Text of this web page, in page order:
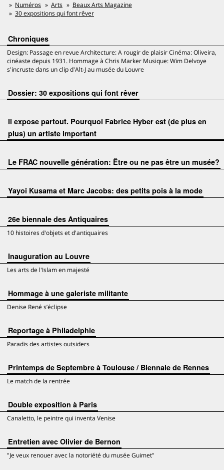
Numéros Arts
Beaux Arts Magazine
30 expositions qui font rêver
Chroniques
Design: Passage en revue Architecture: A rougir de plaisir Cinéma: Oliveira,
cinéaste depuis 1931. Hommage à Chris Marker Musique: Wim Delvoye
s'incruste dans un clip d'Alt-J au musée du Louvre
Dossier: 30 expositions qui font rêver
Il expose partout. Pourquoi Fabrice Hyber est (de plus en
plus) un artiste important
Le FRAC nouvelle génération: Être ou ne pas être un musée?
Yayoi Kusama et Marc Jacobs: des petits pois à la mode
26e biennale des Antiquaires
10 histoires d'objets et d'antiquaires
Inauguration au Louvre
Les arts de l'Islam en majesté
Hommage à une galeriste militante
Denise René s’éclipse
Reportage à Philadelphie
Paradis des artistes outsiders
Printemps de Septembre à Toulouse / Biennale de Rennes
Le match de la rentrée
Double exposition à Paris
Canaletto, le peintre qui inventa Venise
Entretien avec Olivier de Bernon
"Je veux renouer avec la notoriété du musée Guimet"